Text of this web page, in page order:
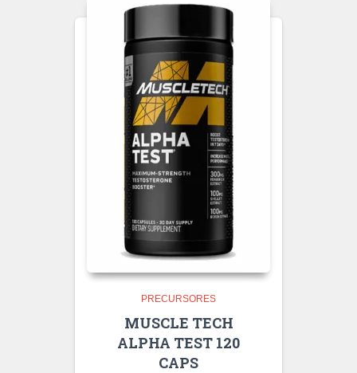
PRECURSORES
MUSCLE TECH
ALPHA TEST 120
CAPS